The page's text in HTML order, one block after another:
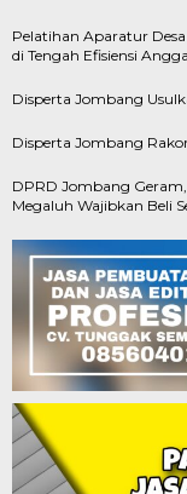
Pelatihan Aparatur
di Tengah Efisiensi
Disperta Jombang
Disperta Jombang
DPRD Jombang
Megaluh Wajibkan Beli